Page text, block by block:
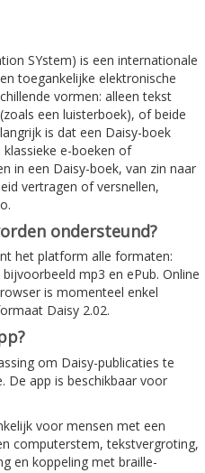
SYstem) is een internationale
toegankelijke elektronische
vormen: alleen tekst
een luisterboek), of beide
is dat een Daisy-boek
e-boeken of
in een Daisy-boek, van zin naar
vertragen of versnellen,
ondersteund?
het platform alle formaten:
mp3 en ePub. Online
is momenteel enkel
Daisy 2.02.
om Daisy-publicaties te
De app is beschikbaar voor
voor mensen met een
computerstem, tekstvergroting,
en koppeling met braille-